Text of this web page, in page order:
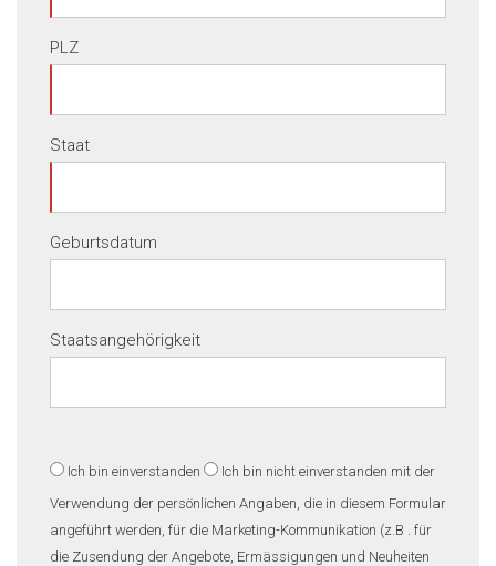
PLZ
Staat
Geburtsdatum
Staatsangehörigkeit
Ich bin einverstanden Ich bin nicht einverstanden mit der
Verwendung der persönlichen Angaben, die in diesem Formular
angeführt werden, für die Marketing-Kommunikation (z.B . für
die Zusendung der Angebote, Ermässigungen und Neuheiten